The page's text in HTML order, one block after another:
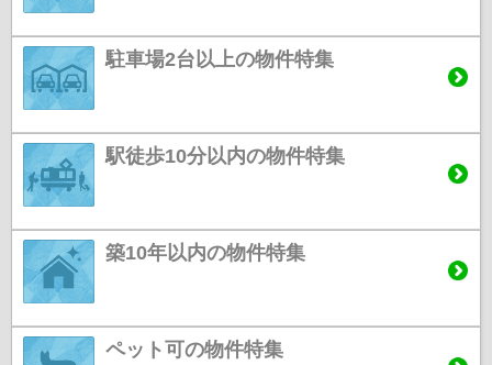
駐車場2台以上の物件特集
駅徒歩10分以内の物件特集
築10年以内の物件特集
ペット可の物件特集